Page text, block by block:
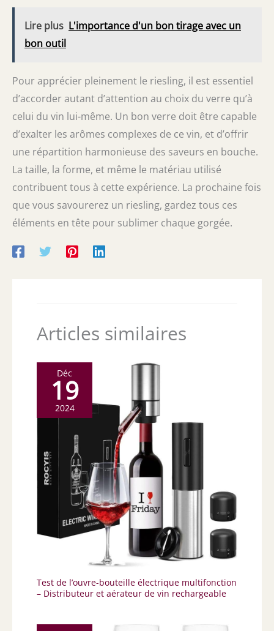
Lire plus L'importance d'un bon tirage avec un
bon outil
Pour apprécier pleinement le riesling, il est essentiel
d’accorder autant d’attention au choix du verre qu’à
celui du vin lui-même. Un bon verre doit être capable
d’exalter les arômes complexes de ce vin, et d’offrir
une répartition harmonieuse des saveurs en bouche.
La taille, la forme, et même le matériau utilisé
contribuent tous à cette expérience. La prochaine fois
que vous savourerez un riesling, gardez tous ces
éléments en tête pour sublimer chaque gorgée.
Articles similaires
Déc
19
2024
Test de l’ouvre-bouteille électrique multifonction
– Distributeur et aérateur de vin rechargeable